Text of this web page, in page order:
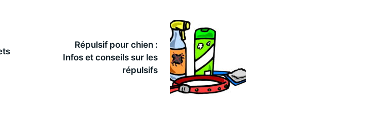
Répulsif pour chien :
Infos et conseils sur les
répulsifs